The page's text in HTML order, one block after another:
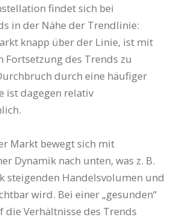
findet sich bei
in der Nähe der Trendlinie:
knapp über der Linie, ist mit
Fortsetzung des Trends zu
durch eine häufiger
ist dagegen relativ
Markt bewegt sich mit
Dynamik nach unten, was z. B.
steigenden Handelsvolumen und
wird. Bei einer „gesunden“
Verhältnisse des Trends